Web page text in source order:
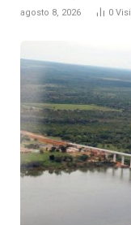
agosto 8, 2026 0